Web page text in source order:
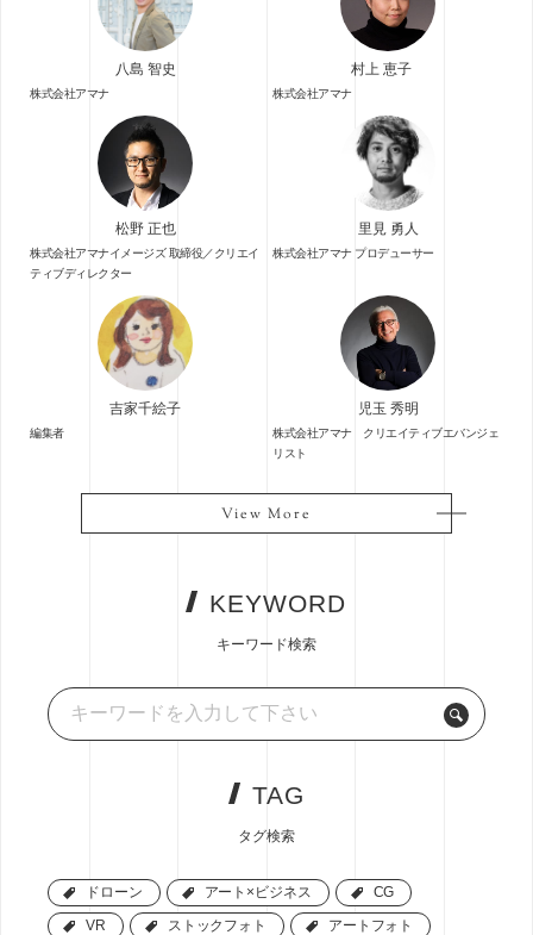
八島 智史
株式会社アマナ
村上 恵子
株式会社アマナ
松野 正也
株式会社アマナイメージズ 取締役／クリエイ
ティブディレクター
里見 勇人
株式会社アマナ プロデューサー
吉家千絵子
編集者
児玉 秀明
株式会社アマナ クリエイティブエバンジェ
リスト
View More
View More
KEYWORD
キーワード検索
TAG
タグ検索
ドローン
ドローン アート×ビジネス
アート×ビジネス CG
CG
VR
VR ストックフォト
ストックフォト アートフォト
アートフォト